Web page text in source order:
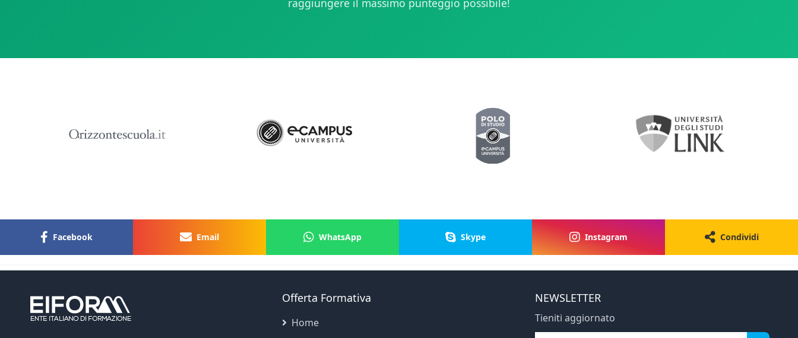
raggiungere il massimo punteggio possibile!
Facebook Email WhatsApp Skype Instagram Condividi
Offerta Formativa
Home
NEWSLETTER
Tieniti aggiornato